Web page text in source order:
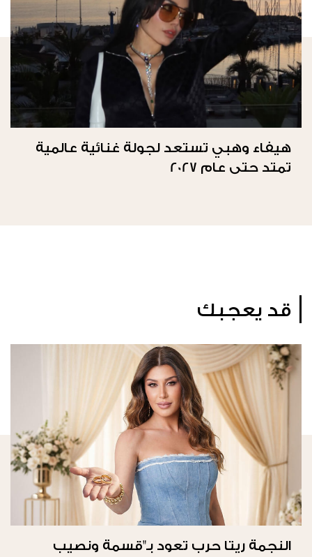
هيفاء وهبي تستعد لجولة غنائية عالمية
تمتد حتى عام 2027
قد يعجبك
النجمة ريتا حرب تعود بـ"قسمة ونصيب